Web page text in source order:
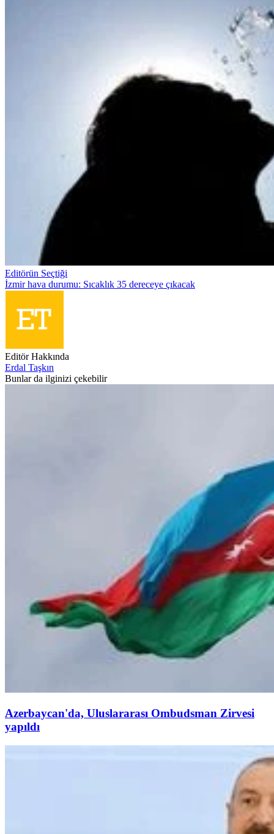
Editörün Seçtiği
İzmir hava durumu: Sıcaklık 35 dereceye çıkacak
Editör Hakkında
Erdal Taşkın
Bunlar da ilginizi çekebilir
Azerbaycan'da, Uluslararası Ombudsman Zirvesi
yapıldı